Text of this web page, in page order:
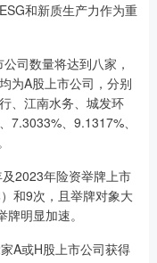
和新质生产力作为重
司数量将达到八家，
为A股上市公司，分别
、江南水务、城发环
7.3033%、9.1317%、
2023年险资举牌上市
和9次，且举牌对象大
明显加速。
A或H股上市公司获得